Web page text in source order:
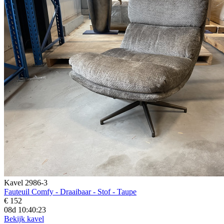
Kavel 2986-3
Fauteuil Comfy - Draaibaar - Stof - Taupe
€ 152
08d 10:40:21
Bekijk kavel